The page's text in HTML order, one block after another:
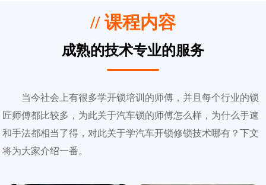
// 课程内容
成熟的技术专业的服务
当今社会上有很多学开锁培训的师傅，并且每个行业的锁
匠师傅都比较多，为此关于汽车锁的师傅怎么样，为什么手速
和手法都相当了得，对此关于学汽车开锁修锁技术哪有？下文
将为大家介绍一番。